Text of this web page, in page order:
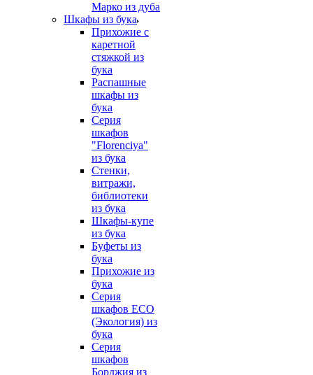
Марко из дуба
Шкафы из бука
Прихожие с
каретной
стяжкой из
бука
Распашные
шкафы из
бука
Серия
шкафов
"Florenciya"
из бука
Стенки,
витражи,
библиотеки
из бука
Шкафы-купе
из бука
Буфеты из
бука
Прихожие из
бука
Серия
шкафов ECO
(Экология) из
бука
Серия
шкафов
Борджия из